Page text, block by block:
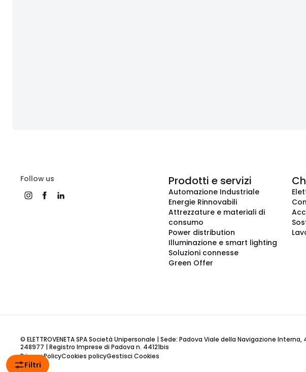
Filtri
Follow us Prodotti e servizi
Automazione Industriale
Energie Rinnovabili
Attrezzature e materiali di
consumo
Power distribution
Illuminazione e smart lighting
Soluzioni connesse
Green Offer
© ELETTROVENETA SPA Società Unipersonale | Sede: Padova Viale della Navigazione
248977 | Registro Imprese di Padova n. 44121bis
Privacy PolicyCookies policyGestisci Cookies